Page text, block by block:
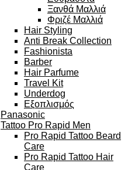
Ξανθά Μαλλιά
Φριζέ Μαλλιά
Hair Styling
Anti Break Collection
Fashionista
Barber
Hair Parfume
Travel Kit
Underdog
Εξοπλισμός
Panasonic
Tattoo Pro Rapid Men
Pro Rapid Tattoo Beard
Care
Pro Rapid Tattoo Hair
Care